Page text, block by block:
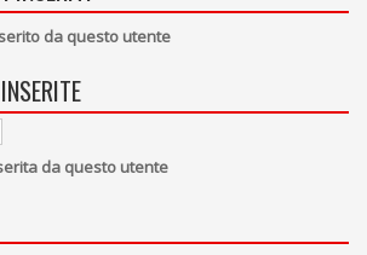
da questo utente
da questo utente